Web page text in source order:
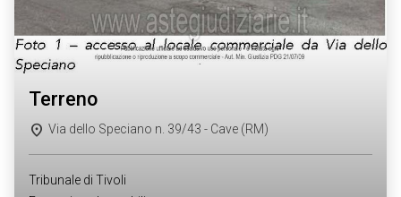
terreno
Via dello Speciano n. 39/43 - Cave (RM)
Tribunale di Tivoli